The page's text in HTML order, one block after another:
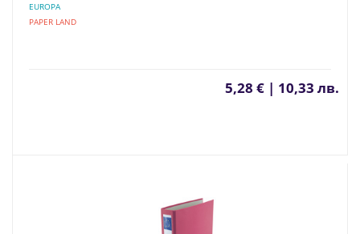
EUROPA
PAPER LAND
5,28 € | 10,33 лв.